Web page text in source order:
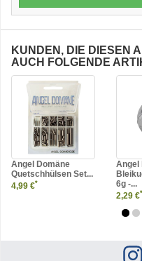
KUNDEN, DIE DIESEN
AUCH FOLGENDE
Angel Domäne
Quetschhülsen Set...
4,99 €*
Angel
6g -...
2,29 €*